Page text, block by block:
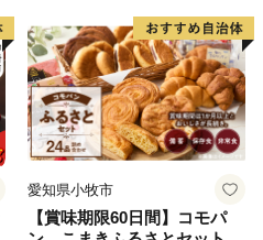
愛知県小牧市
【賞味期限60日間】コモパ